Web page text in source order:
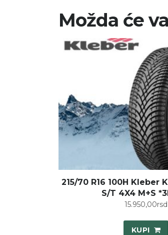
Možda će
215/70 R16 100H Kleber
S/T 4X4 M+S
15.950,00rsd
KUPI